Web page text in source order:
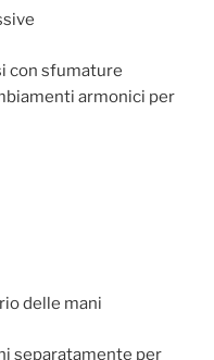
con sfumature
armonici per
delle mani
separatamente per